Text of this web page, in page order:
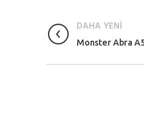
DAHA YENİ
Monster Abra